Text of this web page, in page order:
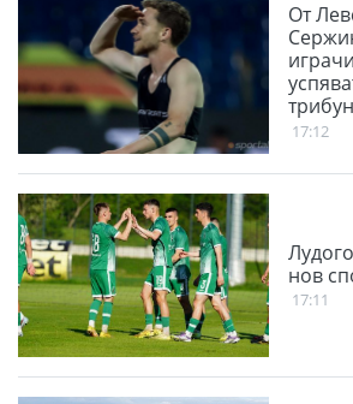
От
17:12
нов
17:11